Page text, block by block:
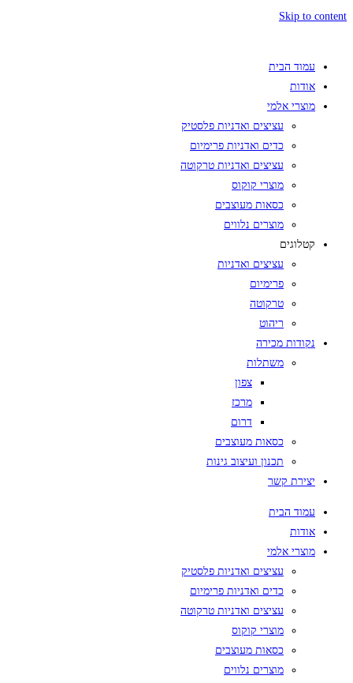
Skip to content
עמוד הבית
אודות
מוצרי אלמי
עציצים ואדניות פלסטיק
כדים ואדניות פרימיום
עציצים ואדניות טרקוטה
מוצרי קוקוס
כסאות מעוצבים
מוצרים נלווים
קטלוגים
עציצים ואדניות
פרימיום
טרקוטה
ריהוט
נקודות מכירה
משתלות
צפון
מרכז
דרום
כסאות מעוצבים
תכנון ועיצוב גינות
יצירת קשר
עמוד הבית
אודות
מוצרי אלמי
עציצים ואדניות פלסטיק
כדים ואדניות פרימיום
עציצים ואדניות טרקוטה
מוצרי קוקוס
כסאות מעוצבים
מוצרים נלווים